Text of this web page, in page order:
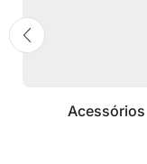
Acessórios